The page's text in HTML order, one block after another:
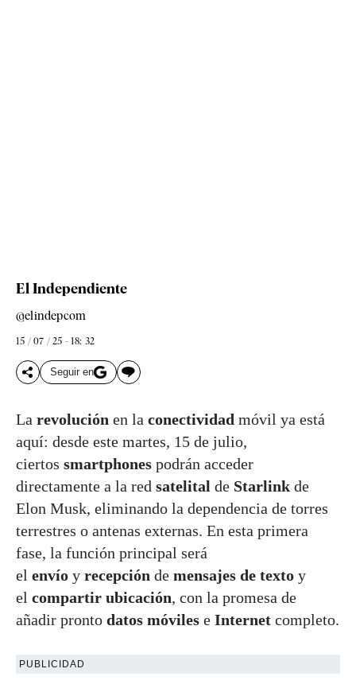
El Independiente
@elindepcom
15 / 07 / 25 - 18: 32
Seguir en
La revolución en la conectividad móvil ya está
aquí: desde este martes, 15 de julio,
ciertos smartphones podrán acceder
directamente a la red satelital de Starlink de
Elon Musk, eliminando la dependencia de torres
terrestres o antenas externas. En esta primera
fase, la función principal será
el envío y recepción de mensajes de texto y
el compartir ubicación, con la promesa de
añadir pronto datos móviles e Internet completo.
PUBLICIDAD